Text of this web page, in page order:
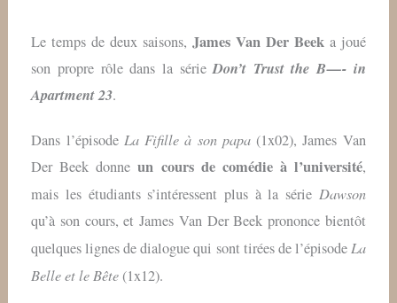
Le temps de deux saisons, James Van Der Beeka joué
son propre rôle dans la sérieDon’t Trust the B — - in
Apartment 23.
Dans l’épisode La Fifille à son papa(1x02), James Van
Der Beek donne un cours de comédie à l’université,
mais les étudiants s’intéressent plus à la série Dawson
qu’à son cours, et James Van Der Beek prononce bientôt
quelques lignes de dialogue qui sont tirées de l’épisodeLa
Belle et le Bête (1x12).